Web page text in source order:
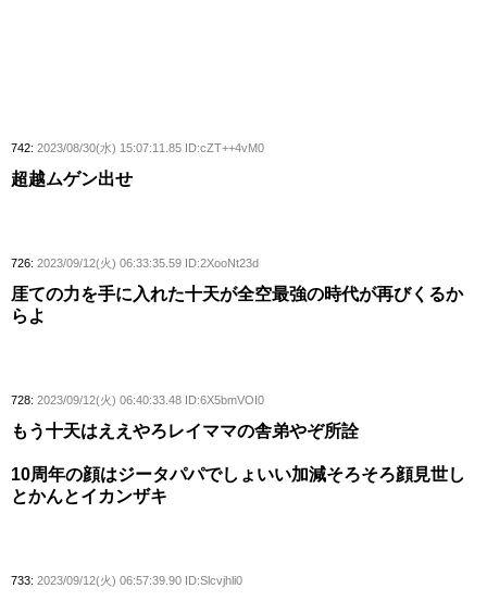
742: 2023/08/30(水) 15:07:11.85 ID:cZT++4vM0
超越ムゲン出せ
726: 2023/09/12(火) 06:33:35.59 ID:2XooNt23d
厓ての力を手に入れた十天が全空最強の時代が再びくるか
らよ
728: 2023/09/12(火) 06:40:33.48 ID:6X5bmVOI0
もう十天はええやろレイママの舎弟やぞ所詮
10周年の顔はジータパパでしょいい加減そろそろ顔見世し
とかんとイカンザキ
733: 2023/09/12(火) 06:57:39.90 ID:Slcvjhli0